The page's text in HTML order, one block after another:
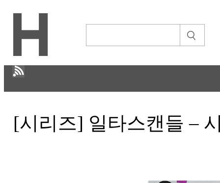
문화
[시리즈] 일타스캔들 –